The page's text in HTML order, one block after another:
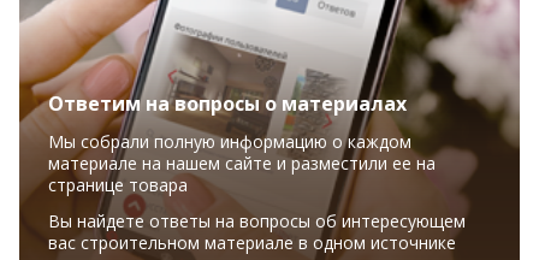
Ответим на вопросы о материалах
Мы собрали полную информацию о каждом
материале на нашем сайте и разместили ее на
странице товара
Вы найдете ответы на вопросы об интересующем
вас строительном материале в одном источнике